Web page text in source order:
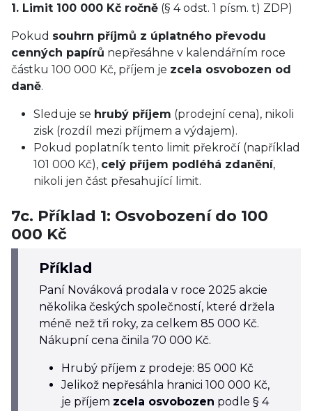
1. Limit 100 000 Kč ročně (§ 4 odst. 1 písm. t) ZDP)
Pokud souhrn příjmů z úplatného převodu
cenných papírů nepřesáhne v kalendářním roce
částku 100 000 Kč, příjem je zcela osvobozen od
daně.
Sleduje se hrubý příjem (prodejní cena), nikoli
zisk (rozdíl mezi příjmem a výdajem).
Pokud poplatník tento limit překročí (například
101 000 Kč), celý příjem podléhá zdanění,
nikoli jen část přesahující limit.
7c. Příklad 1: Osvobození do 100
000 Kč
Příklad
Paní Nováková prodala v roce 2025 akcie
několika českých společností, které držela
méně než tři roky, za celkem 85 000 Kč.
Nákupní cena činila 70 000 Kč.
Hrubý příjem z prodeje: 85 000 Kč
Jelikož nepřesáhla hranici 100 000 Kč,
je příjem zcela osvobozen podle § 4